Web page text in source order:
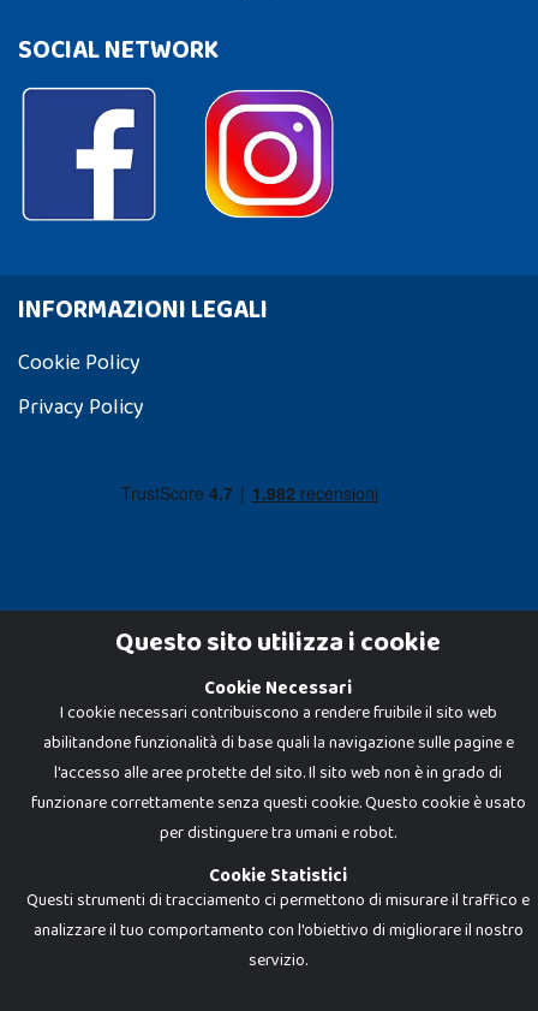
SOCIAL NETWORK
INFORMAZIONI LEGALI
Cookie Policy
Privacy Policy
Dadi e Mattoncini è un brand di Giocabene Srl. Ogni riproduzione o utilizzo non
espressamente autorizzato è severamente vietato. Tutti i loghi, marchi,
brand elencati nel presente shop sono di proprietà dei rispettivi titolari.
I prezzi e le promozioni pubblicate potrebbero differire da quanto esposto in
negozio.
Giocabene Srl - via della Posta 8, 20123 Milano (MI)
P.IVA 02608090425 - REA AN201199 - C.S. 10.000 i.v.
Questo sito utilizza i cookie
Cookie Necessari
I cookie necessari contribuiscono a rendere fruibile il sito web
abilitandone funzionalità di base quali la navigazione sulle pagine e
l'accesso alle aree protette del sito. Il sito web non è in grado di
funzionare correttamente senza questi cookie. Questo cookie è usato
per distinguere tra umani e robot.
Cookie Statistici
Questi strumenti di tracciamento ci permettono di misurare il traffico e
analizzare il tuo comportamento con l'obiettivo di migliorare il nostro
servizio.